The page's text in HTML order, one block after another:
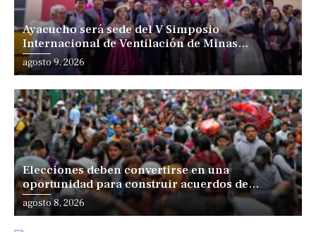
Ayacucho será sede del V Simposio
Internacional de Ventilación de Minas
Iberoamérica
agosto 9, 2026
Elecciones deben convertirse en una
oportunidad para construir acuerdos de
desarrollo, sostiene especialista
agosto 8, 2026